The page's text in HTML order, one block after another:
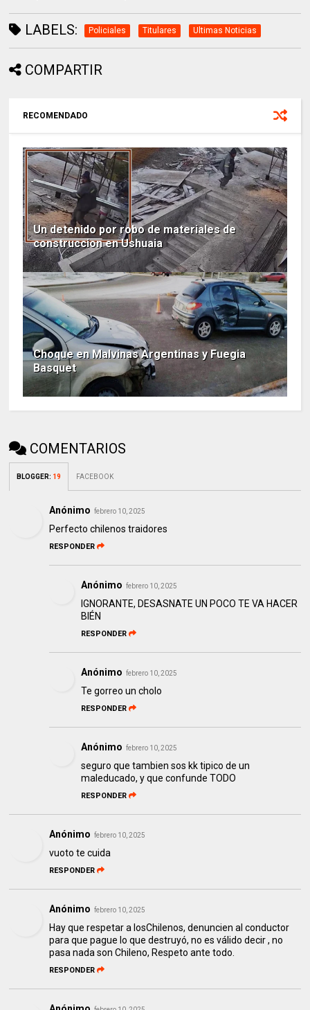
LABELS: Policiales Titulares Ultimas Noticias
COMPARTIR
RECOMENDADO
Un detenido por robo de materiales de
construccion en Ushuaia
Choque en Malvinas Argentinas y Fuegia
Basquet
COMENTARIOS
BLOGGER: 19 FACEBOOK
Anónimo febrero 10, 2025
Perfecto chilenos traidores
RESPONDER
Anónimo febrero 10, 2025
IGNORANTE, DESASNATE UN POCO TE VA HACER
BIÉN
RESPONDER
Anónimo febrero 10, 2025
Te gorreo un cholo
RESPONDER
Anónimo febrero 10, 2025
seguro que tambien sos kk tipico de un
maleducado, y que confunde TODO
RESPONDER
Anónimo febrero 10, 2025
vuoto te cuida
RESPONDER
Anónimo febrero 10, 2025
Hay que respetar a losChilenos, denuncien al conductor
para que pague lo que destruyó, no es válido decir , no
pasa nada son Chileno, Respeto ante todo.
RESPONDER